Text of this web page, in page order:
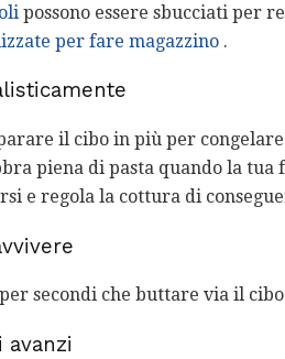
possono essere sbucciati per
per fare magazzino .
il cibo in più per
piena di pasta quando la tua
e regola la cottura di
secondi che buttare via il
avanzi